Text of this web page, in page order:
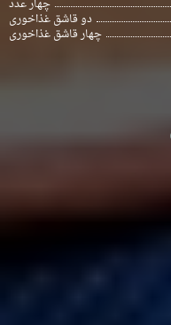
چهار عدد
دو قاشق غذاخوری
چهار قاشق غذاخوری